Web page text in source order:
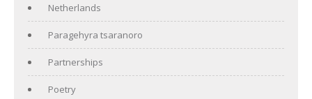
Netherlands
Paragehyra tsaranoro
Partnerships
Poetry